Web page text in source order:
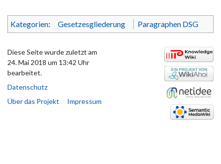
Kategorien: Gesetzesgliederung Paragraphen DSG
Diese Seite wurde zuletzt am
24. Mai 2018 um 13:42 Uhr
bearbeitet.
Datenschutz
Über das Projekt
Impressum